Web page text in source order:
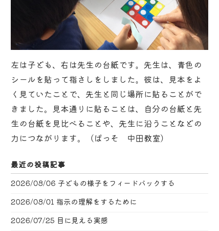
左は子ども、右は先生の台紙です。先生は、青色の
シールを貼って指さしをしました。彼は、見本をよ
く見ていたことで、先生と同じ場所に貼ることがで
きました。見本通りに貼ることは、自分の台紙と先
生の台紙を見比べることや、先生に沿うことなどの
力につながります。（ぱっそ 中田教室）
最近の投稿記事
2026/08/06 子どもの様子をフィードバックする
2026/08/01 指示の理解をするために
2026/07/25 目に見える実感